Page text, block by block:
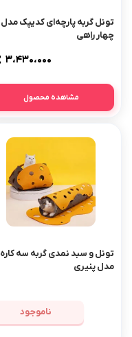
تونل گربه پارچه‌ای کدیپک مدل
چهار راهی
۳،۴۳۰،۰۰۰
مشاهده محصول
تونل و سبد نمدی گربه سه کاره
مدل پنیری
ناموجود